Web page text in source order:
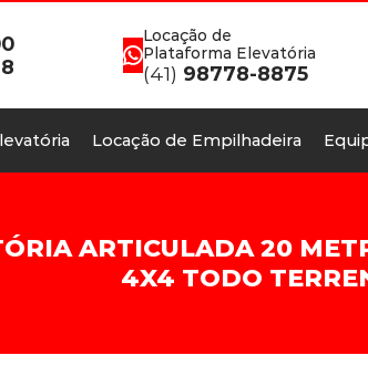
Locação de
Plataforma Elevatória
(41) 98778-8875
Locação de Empilhadeira
ARTICULADA 20
4X4 TODO